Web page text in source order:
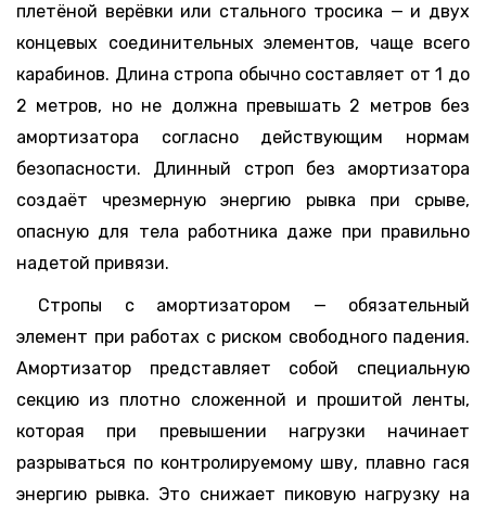
плетёной верёвки или стального тросика — и двух
концевых соединительных элементов, чаще всего
карабинов. Длина стропа обычно составляет от 1 до
2 метров, но не должна превышать 2 метров без
амортизатора согласно действующим нормам
безопасности. Длинный строп без амортизатора
создаёт чрезмерную энергию рывка при срыве,
опасную для тела работника даже при правильно
надетой привязи.
Стропы с амортизатором — обязательный
элемент при работах с риском свободного падения.
Амортизатор представляет собой специальную
секцию из плотно сложенной и прошитой ленты,
которая при превышении нагрузки начинает
разрываться по контролируемому шву, плавно гася
энергию рывка. Это снижает пиковую нагрузку на